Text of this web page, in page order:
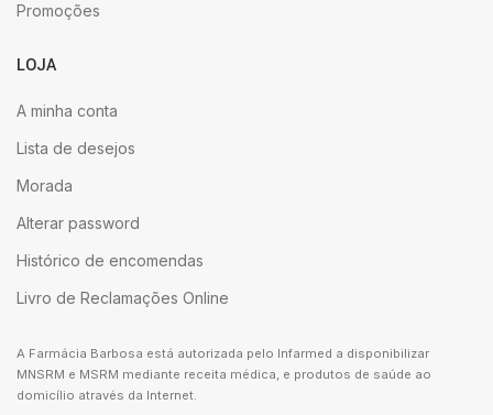
Promoções
LOJA
A minha conta
Lista de desejos
Morada
Alterar password
Histórico de encomendas
Livro de Reclamações Online
A Farmácia Barbosa está autorizada pelo Infarmed a disponibilizar
MNSRM e MSRM mediante receita médica, e produtos de saúde ao
domicílio através da Internet.